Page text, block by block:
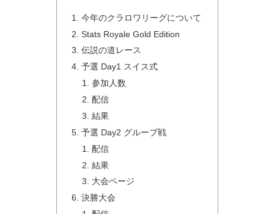
今年のクラロワリーグについて
Stats Royale Gold Edition
伝説の道レース
予選 Day1 スイス式
参加人数
配信
結果
予選 Day2 グループ戦
配信
結果
大会ページ
決勝大会